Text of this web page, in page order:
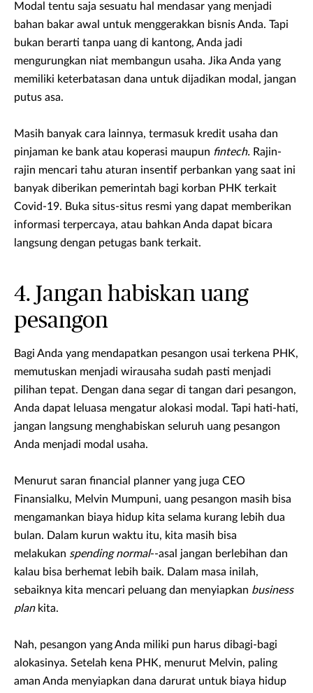
Modal tentu saja sesuatu hal mendasar yang menjadi
bahan bakar awal untuk menggerakkan bisnis Anda. Tapi
bukan berarti tanpa uang di kantong, Anda jadi
mengurungkan niat membangun usaha. Jika Anda yang
memiliki keterbatasan dana untuk dijadikan modal, jangan
putus asa.
Masih banyak cara lainnya, termasuk kredit usaha dan
pinjaman ke bank atau koperasi maupun fintech. Rajin-
rajin mencari tahu aturan insentif perbankan yang saat ini
banyak diberikan pemerintah bagi korban PHK terkait
Covid-19. Buka situs-situs resmi yang dapat memberikan
informasi terpercaya, atau bahkan Anda dapat bicara
langsung dengan petugas bank terkait.
4. Jangan habiskan uang
pesangon
Bagi Anda yang mendapatkan pesangon usai terkena PHK,
memutuskan menjadi wirausaha sudah pasti menjadi
pilihan tepat. Dengan dana segar di tangan dari pesangon,
Anda dapat leluasa mengatur alokasi modal. Tapi hati-hati,
jangan langsung menghabiskan seluruh uang pesangon
Anda menjadi modal usaha.
Menurut saran financial planner yang juga CEO
Finansialku, Melvin Mumpuni, uang pesangon masih bisa
mengamankan biaya hidup kita selama kurang lebih dua
bulan. Dalam kurun waktu itu, kita masih bisa
melakukan spending normal--asal jangan berlebihan dan
kalau bisa berhemat lebih baik. Dalam masa inilah,
sebaiknya kita mencari peluang dan menyiapkan business
plankita.
Nah, pesangon yang Anda miliki pun harus dibagi-bagi
alokasinya. Setelah kena PHK, menurut Melvin, paling
aman Anda menyiapkan dana darurat untuk biaya hidup